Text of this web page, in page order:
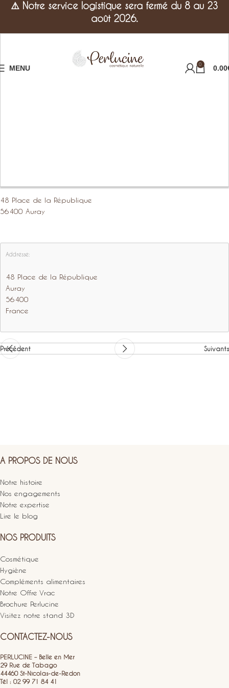
MENU 0 0.00
48 Place de la République
56400 Auray
Addresse:
48 Place de la République
Auray
56400
France
Précédent Suivants
A PROPOS DE NOUS
Notre histoire
Nos engagements
Notre expertise
Lire le blog
NOS PRODUITS
Cosmétique
Hygiène
Compléments alimentaires
Notre Offre Vrac
Brochure Perlucine
Visitez notre stand 3D
CONTACTEZ-NOUS
PERLUCINE – Belle en Mer
29 Rue de Tabago
44460 St-Nicolas-de-Redon
Tél : 02 99 71 84 41
⚠️ Notre service logistique sera fermé du 8 au 23
août 2026.